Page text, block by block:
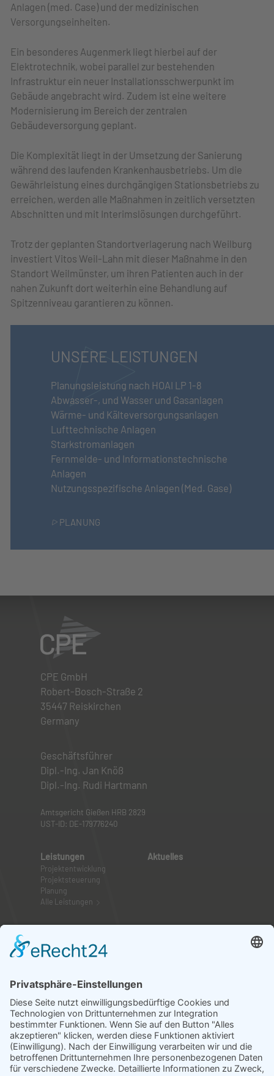
Anlagen (med. Case) und der medizinischen
Versorgungseinheiten.
Ein besonderes Augenmerk liegt hierbei auf der
Elektrotechnik, wobei parallel zur bestehenden
Infrastruktur ein neuer Installationsschwerpunkt im
Gebäude angebracht wird. Zudem ist eine weitere
Modernisierung im Bereich der zentralen
Gebäudeversorgung geplant.
Die Komplexität liegt in der Umsetzung der Sanierung
während des laufenden Krankenhausbetriebs. Um die
Gewährleistung eines durchgängigen Stationsbetriebs zu
erreichen, werden alle Maßnahmen in zeitlich versetzten
Abschnitten und mit Interimslösungen durchgeführt.
Trotz der geplanten Standortverlagerung nach Weilburg
investiert Vitos Weil-Lahn mit dieser Maßnahme in den
Standort Weilmünster, um ihren Patienten auch in der
nahen Zukunft dort weiterhin eine Behandlung auf
Spitzenniveau garantieren zu können.
UNSERE LEISTUNGEN
Planungsleistung nach HOAI LP 1-8
Abwasser-, und Wasser und Gasanlagen
Wärme- und Kälteversorgungsanlagen
Lufttechnische Anlagen
Starkstromanlagen
Fernmelde- und Informationstechnische
Anlagen
Nutzungsspezifische Anlagen (Med. Gase)
PLANUNG
CPE GmbH
Robert-Bosch-Straße 2
35447 Reiskirchen
Germany
Geschäftsführer
Dipl.-Ing. Jan Knöß
Dipl.-Ing. Rudi Hartmann
Amtsgericht Gießen HRB 2829
UST-ID: DE-179776240
Leistungen
Projektentwicklung
Projektsteuerung
Planung
Alle Leistungen
Aktuelles
Standorte
Historie
Zertifikate
Projekte
Umbau eines historischen Gebäudes (Kardiologie
Saarbrücken)
Neubau Herzzentrum (Uniklinikum Bonn)
Dachsanierung (Westerwaldklinik)
Alle Projekte